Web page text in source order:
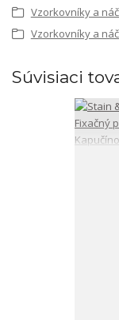
Vzorkovníky a
Vzorkovníky a
Súvisiaci